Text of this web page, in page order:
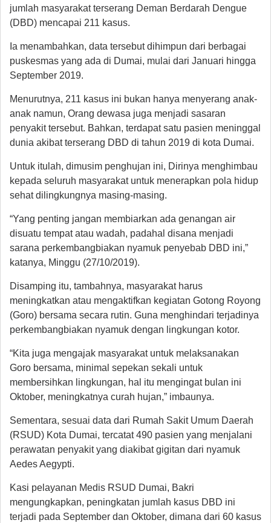
jumlah masyarakat terserang Deman Berdarah Dengue
(DBD) mencapai 211 kasus.
Ia menambahkan, data tersebut dihimpun dari berbagai
puskesmas yang ada di Dumai, mulai dari Januari hingga
September 2019.
Menurutnya, 211 kasus ini bukan hanya menyerang anak-
anak namun, Orang dewasa juga menjadi sasaran
penyakit tersebut. Bahkan, terdapat satu pasien meninggal
dunia akibat terserang DBD di tahun 2019 di kota Dumai.
Untuk itulah, dimusim penghujan ini, Dirinya menghimbau
kepada seluruh masyarakat untuk menerapkan pola hidup
sehat dilingkungnya masing-masing.
“Yang penting jangan membiarkan ada genangan air
disuatu tempat atau wadah, padahal disana menjadi
sarana perkembangbiakan nyamuk penyebab DBD ini,”
katanya, Minggu (27/10/2019).
Disamping itu, tambahnya, masyarakat harus
meningkatkan atau mengaktifkan kegiatan Gotong Royong
(Goro) bersama secara rutin. Guna menghindari terjadinya
perkembangbiakan nyamuk dengan lingkungan kotor.
“Kita juga mengajak masyarakat untuk melaksanakan
Goro bersama, minimal sepekan sekali untuk
membersihkan lingkungan, hal itu mengingat bulan ini
Oktober, meningkatnya curah hujan,” imbaunya.
Sementara, sesuai data dari Rumah Sakit Umum Daerah
(RSUD) Kota Dumai, tercatat 490 pasien yang menjalani
perawatan penyakit yang diakibat gigitan dari nyamuk
Aedes Aegypti.
Kasi pelayanan Medis RSUD Dumai, Bakri
mengungkapkan, peningkatan jumlah kasus DBD ini
terjadi pada September dan Oktober, ‎dimana dari 60 kasus